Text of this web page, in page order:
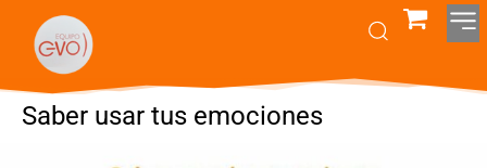
Saber usar tus emociones